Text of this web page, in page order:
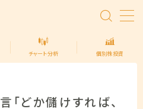
チャート分析 個別株投資
「どか儲けすれば、